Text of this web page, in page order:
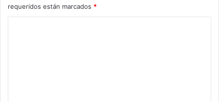
requeridos están marcados *